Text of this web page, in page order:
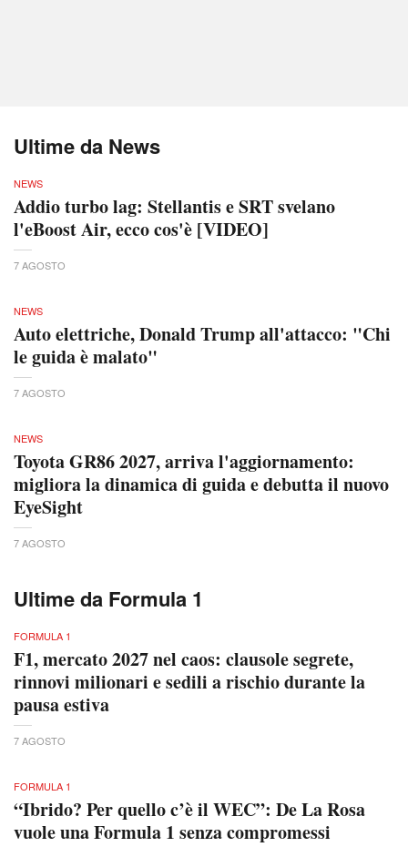
Ultime da News
NEWS
Addio turbo lag: Stellantis e SRT svelano
l'eBoost Air, ecco cos'è [VIDEO]
7 AGOSTO
NEWS
Auto elettriche, Donald Trump all'attacco: "Chi
le guida è malato"
7 AGOSTO
NEWS
Toyota GR86 2027, arriva l'aggiornamento:
migliora la dinamica di guida e debutta il nuovo
EyeSight
7 AGOSTO
Ultime da Formula 1
FORMULA 1
F1, mercato 2027 nel caos: clausole segrete,
rinnovi milionari e sedili a rischio durante la
pausa estiva
7 AGOSTO
FORMULA 1
“Ibrido? Per quello c’è il WEC”: De La Rosa
vuole una Formula 1 senza compromessi